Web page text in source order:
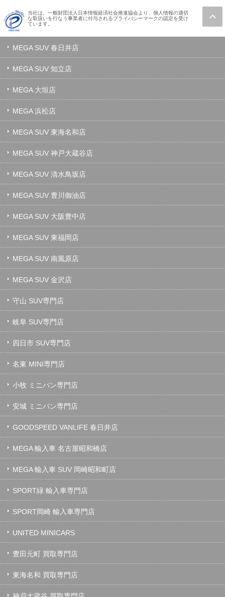
当社は、一般財団法人日本情報経済社会推進協会より、個人情報の適切
な取扱いを行なう事業者に付与されるプライバシーマークの認定を受け
ています。
MEGA SUV 春日井店
MEGA SUV 知立店
MEGA 大垣店
MEGA 浜松店
MEGA SUV 東海名和店
MEGA SUV 神戸大蔵谷店
MEGA SUV 清水鳥坂店
MEGA SUV 豊川御油店
MEGA SUV 大阪豊中店
MEGA SUV 東福岡店
MEGA SUV 南風原店
MEGA SUV 金沢店
守山 SUV専門店
岐阜 SUV専門店
四日市 SUV専門店
名東 MINI専門店
小牧 ミニバン専門店
安城 ミニバン専門店
GOODSPEED VANLIFE 春日井店
MEGA 輸入車 名古屋昭和橋店
MEGA 輸入車 SUV 岡崎昭和町店
SPORT緑 輸入車専門店
SPORT岡崎 輸入車専門店
UNITED MINICARS
豊田元町 買取専門店
東海名和 買取専門店